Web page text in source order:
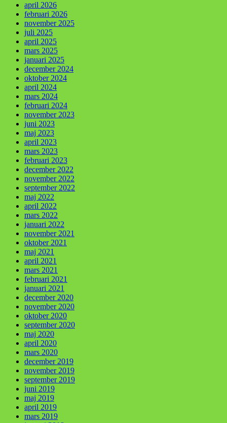
april 2026
februari 2026
november 2025
juli 2025
april 2025
mars 2025
januari 2025
december 2024
oktober 2024
april 2024
mars 2024
februari 2024
november 2023
juni 2023
maj 2023
april 2023
mars 2023
februari 2023
december 2022
november 2022
september 2022
maj 2022
april 2022
mars 2022
januari 2022
november 2021
oktober 2021
maj 2021
april 2021
mars 2021
februari 2021
januari 2021
december 2020
november 2020
oktober 2020
september 2020
maj 2020
april 2020
mars 2020
december 2019
november 2019
september 2019
juni 2019
maj 2019
april 2019
mars 2019